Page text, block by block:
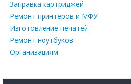
Заправка картриджей
Ремонт принтеров и МФУ
Изготовление печатей
Ремонт ноутбуков
Организациям